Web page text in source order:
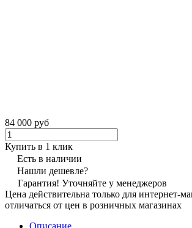
84 000 руб
Купить в 1 клик
Есть в наличии
Нашли дешевле?
Гарантия! Уточняйте у менеджеров
Цена действительна только для интернет-
отличаться от цен в розничных магазинах
Описание